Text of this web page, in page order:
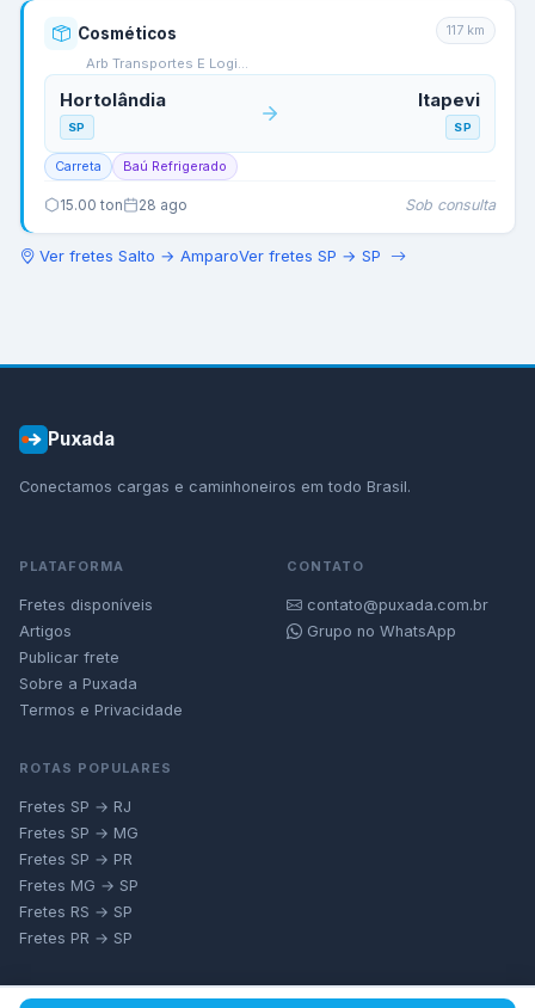
Cosméticos
Arb Transportes E Logi…
117 km
Hortolândia
SP
Itapevi
SP
Carreta Baú Refrigerado
15.00 ton 28 ago Sob consulta
Ver fretes Salto → AmparoVer fretes SP → SP
Puxada
Conectamos cargas e caminhoneiros em todo Brasil.
PLATAFORMA
Fretes disponíveis
Artigos
Publicar frete
Sobre a Puxada
Termos e Privacidade
CONTATO
contato@puxada.com.br
Grupo no WhatsApp
ROTAS POPULARES
Fretes SP → RJ
Fretes SP → MG
Fretes SP → PR
Fretes MG → SP
Fretes RS → SP
Fretes PR → SP